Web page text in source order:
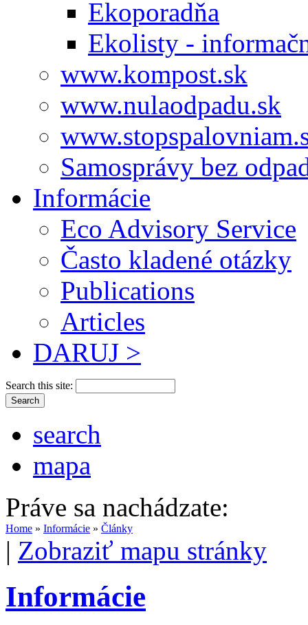
Ekoporadňa
Ekolisty -
www.kompost.sk
www.nulaodpadu.sk
Samosprávy bez
Informácie
Eco Advisory Service
Často kladené otázky
Publications
Articles
DARUJ >
Search this site:
search
mapa
Práve sa nachádzate:
Home » Informácie » Články
| Zobraziť mapu stránky
Informácie